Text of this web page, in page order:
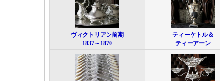
ヴィクトリアン前期
1837～1870
ティーケトル＆
ティーアーン